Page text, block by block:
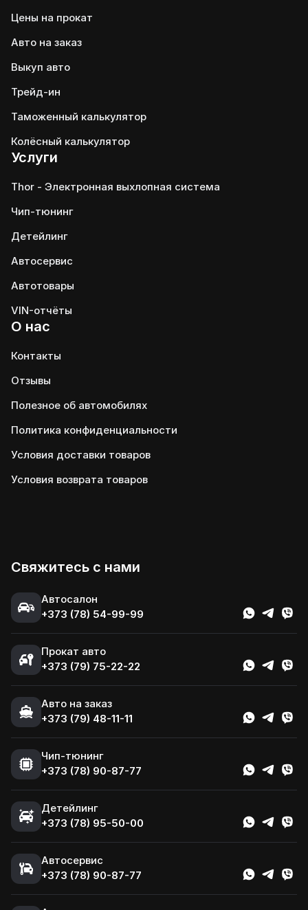
Цены на прокат
Авто на заказ
Выкуп авто
Трейд-ин
Таможенный калькулятор
Колёсный калькулятор
Услуги
Thor - Электронная выхлопная система
Чип-тюнинг
Детейлинг
Автосервис
Автотовары
VIN-отчёты
О нас
Контакты
Отзывы
Полезное об автомобилях
Политика конфиденциальности
Условия доставки товаров
Условия возврата товаров
Свяжитесь с нами
Автосалон
+373 (78) 54-99-99
Прокат авто
+373 (79) 75-22-22
Авто на заказ
+373 (79) 48-11-11
Чип-тюнинг
+373 (78) 90-87-77
Детейлинг
+373 (78) 95-50-00
Автосервис
+373 (78) 90-87-77